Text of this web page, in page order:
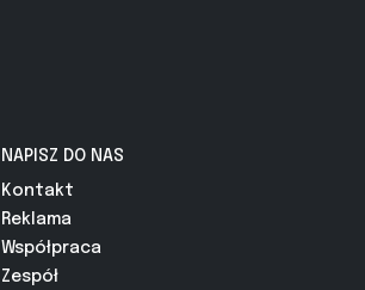
NAPISZ DO NAS
Kontakt
Reklama
Współpraca
Zespół